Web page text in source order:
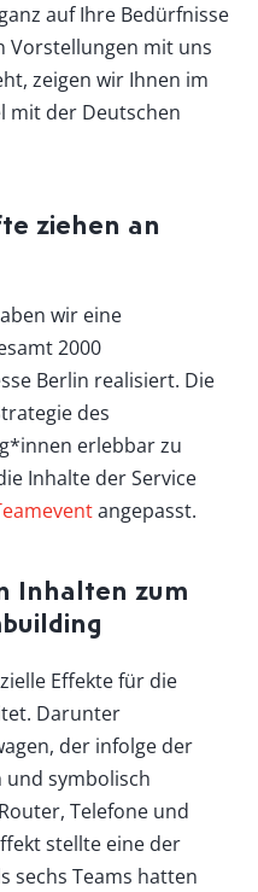
auf Ihre Bedürfnisse
Vorstellungen mit uns
zeigen wir Ihnen im
mit der Deutschen
ziehen an
wir eine
2000
Berlin realisiert. Die
des
erlebbar zu
Inhalte der Service
angepasst.
Inhalten zum
Effekte für die
Darunter
der infolge der
symbolisch
Telefone und
stellte eine der
sechs Teams hatten